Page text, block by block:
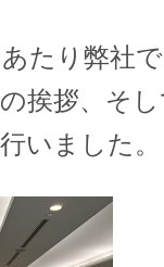
たり弊社
挨拶、そ
いました。